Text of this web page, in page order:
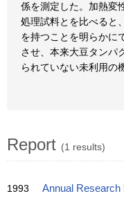
係を測定した。加熱変
処理試料とを比べると
を持つことを明らかに
させ、本来大豆タンパ
られていない未利用の
Report (1 results)
1993 Annual Research